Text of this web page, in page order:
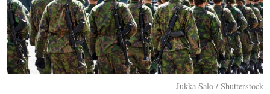
Jukka Salo / Shutterstock